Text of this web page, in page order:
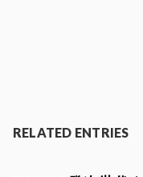
RELATED ENTRIES